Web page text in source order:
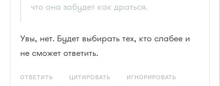
что она забудет как драться.
Увы, нет. Будет выбирать тех, кто слабее и
не сможет ответить.
ОТВЕТИТЬ ЦИТИРОВАТЬ ИГНОРИРОВАТЬ